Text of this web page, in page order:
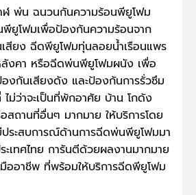
พ่น ฉนวนกันความร้อนพียูโฟม
ยูโฟมเพื่อป้องกันความร้อนจาก
สียง ฉีดพียูโฟมทุ่นลอยน้ำเรือนแพร
งคา หรือฉีดพ่นพียูโฟมผนัง เพื่อ
งกันเสียงดัง และป้องกันการรั่วซึม
ม่ว่าจะเป็นที่พักอาศัย บ้าน โกดัง
สถานที่อื่นๆ มากมาย ให้บริการโดย
ระสบการณ์ด้านการฉีดพ่นพียูโฟมมา
เทศไทย การันตีด้วยผลงานมากมาย
มืออาชีพ ที่พร้อมให้บริการฉีดพียูโฟม